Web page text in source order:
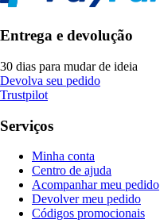
Entrega e devolução
30 dias para mudar de ideia
Devolva seu pedido
Trustpilot
Serviços
Minha conta
Centro de ajuda
Acompanhar meu pedido
Devolver meu pedido
Códigos promocionais